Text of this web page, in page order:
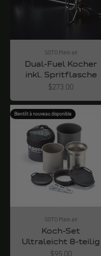
SOTO Plein air
Dual-Fuel Kocher
inkl. Spritflasche
Angebot
$273.00
Bientôt à nouveau disponible
SOTO Plein air
Koch-Set
Ultraleicht 8-teilig
Angebot
$95.00